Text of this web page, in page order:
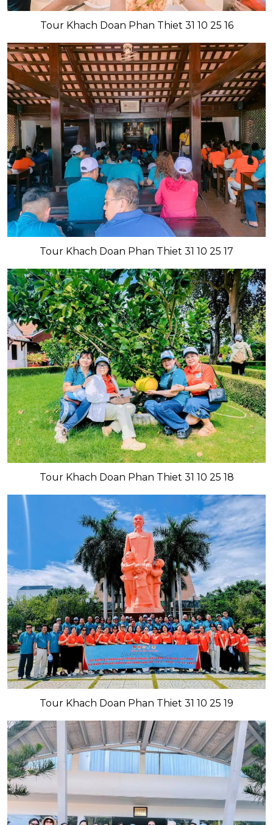
Tour Khach Doan Phan Thiet 31 10 25 16
Tour Khach Doan Phan Thiet 31 10 25 17
Tour Khach Doan Phan Thiet 31 10 25 18
Tour Khach Doan Phan Thiet 31 10 25 19